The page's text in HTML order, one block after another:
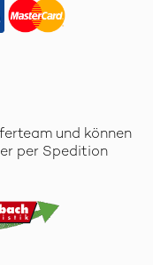
und können
per Spedition